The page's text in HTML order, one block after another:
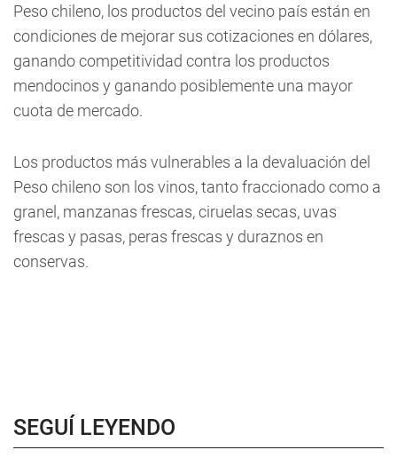
Peso chileno, los productos del vecino país están en
condiciones de mejorar sus cotizaciones en dólares,
ganando competitividad contra los productos
mendocinos y ganando posiblemente una mayor
cuota de mercado.
Los productos más vulnerables a la devaluación del
Peso chileno son los vinos, tanto fraccionado como a
granel, manzanas frescas, ciruelas secas, uvas
frescas y pasas, peras frescas y duraznos en
conservas.
SEGUÍ LEYENDO